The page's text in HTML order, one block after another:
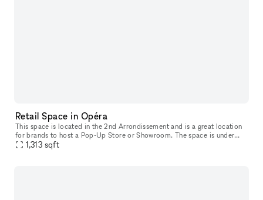
Retail Space in Opéra
This space is located in the 2nd Arrondissement and is a great location
for brands to host a Pop-Up Store or Showroom. The space is under
renovated and has pristine white interiors and a modular lay
1,313 sqft